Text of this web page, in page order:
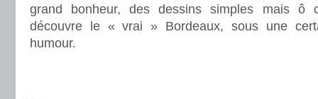
grand bonheur, des dessins simples mais ô
découvre le « vrai » Bordeaux, sous une
humour.